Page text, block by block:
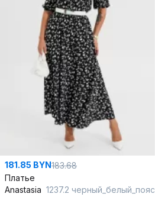
181.85 BYN183.68
Платье
Anastasia 1237.2 черный_белый_пояс